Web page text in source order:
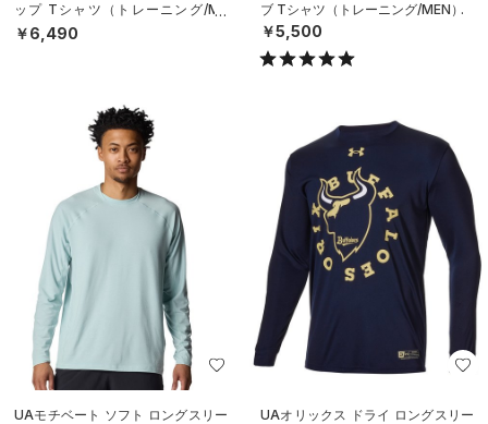
ップ Tシャツ（トレーニング/ME
N）
￥6,490
ブ Tシャツ（トレーニング/MEN）
￥5,500
UAモチベート ソフト ロングスリー
UAオリックス ドライ ロングスリー